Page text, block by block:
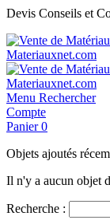
Devis Conseils et
Menu Rechercher
Compte
Panier 0
Objets ajoutés
Il n'y a aucun objet
Recherche :